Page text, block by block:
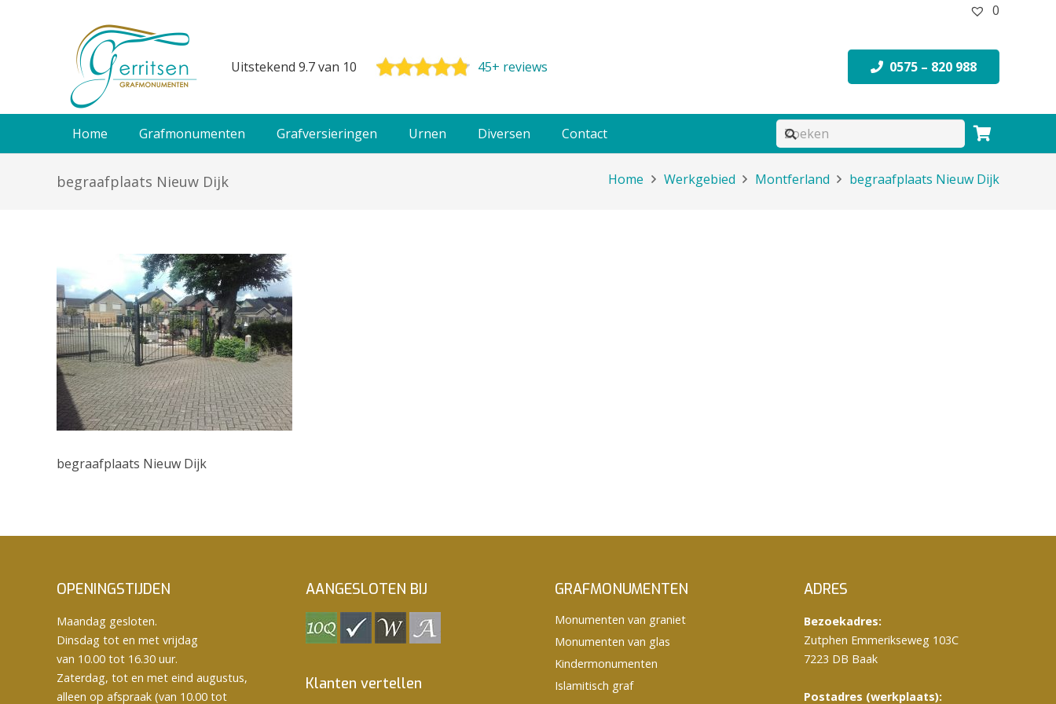
0
Uitstekend 9.7 van 10 45+ reviews 0575 – 820 988
Home Grafmonumenten Grafversieringen Urnen Diversen Contact
begraafplaats Nieuw Dijk Home Werkgebied Montferland begraafplaats Nieuw Dijk
begraafplaats Nieuw Dijk
OPENINGSTIJDEN
Maandag gesloten.
Dinsdag tot en met vrijdag
van 10.00 tot 16.30 uur.
Zaterdag, tot en met eind augustus,
alleen op afspraak (van 10.00 tot
AANGESLOTEN BIJ
Klanten vertellen
GRAFMONUMENTEN
Monumenten van graniet
Monumenten van glas
Kindermonumenten
Islamitisch graf
ADRES
Bezoekadres:
Zutphen Emmerikseweg 103C
7223 DB Baak
Postadres (werkplaats):